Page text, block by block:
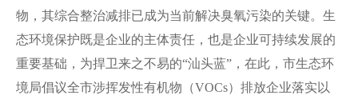
物，其综合整治减排已成为当前解决臭氧污染的关键。生
态环境保护既是企业的主体责任，也是企业可持续发展的
重要基础，为捍卫来之不易的“汕头蓝”，在此，市生态环
境局倡议全市涉挥发性有机物（VOCs）排放企业落实以